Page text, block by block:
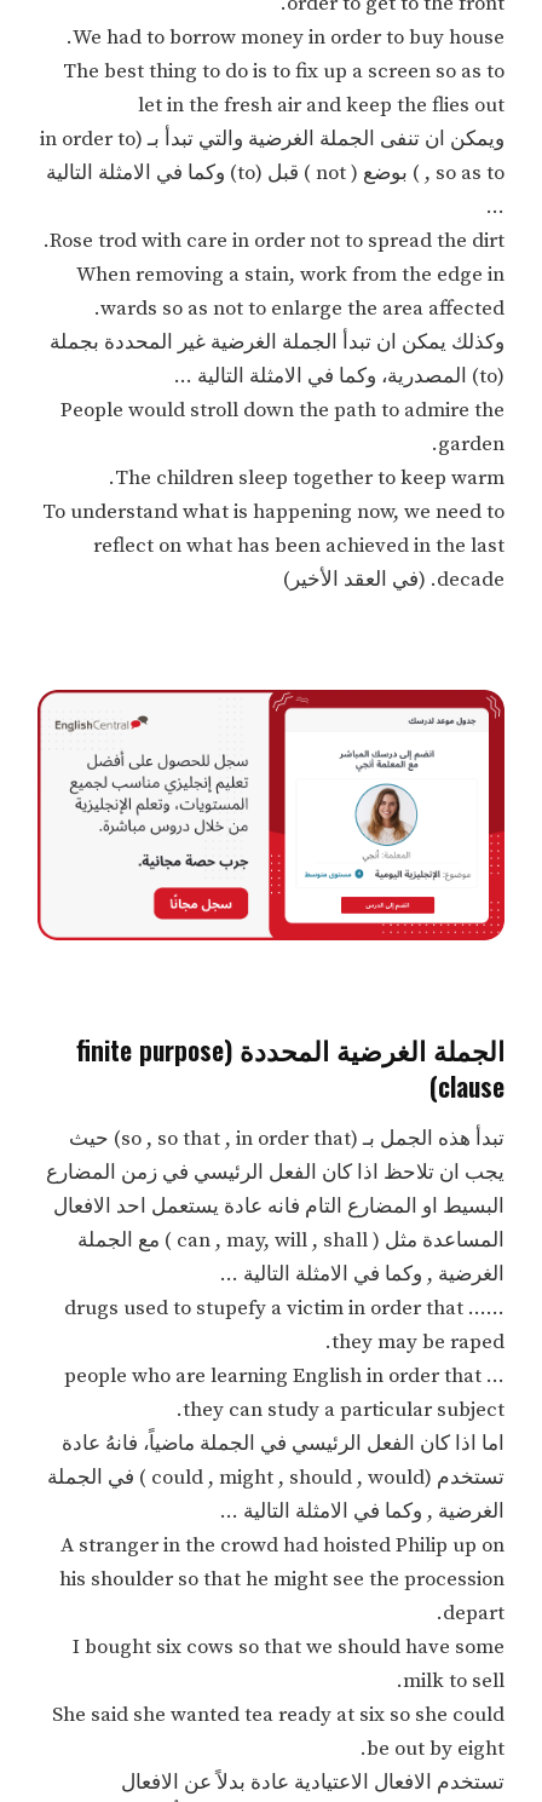
We had to borrow money in order to buy house.
The best thing to do is to fix up a screen so as to
let in the fresh air and keep the flies out
ويمكن ان تنفى الجملة الغرضية والتي تبدأ بـ (in order to
, so as to ) بوضع ( not ) قبل (to) وكما في الامثلة التالية
…
Rose trod with care in order not to spread the dirt.
When removing a stain, work from the edge in
wards so as not to enlarge the area affected.
وكذلك يمكن ان تبدأ الجملة الغرضية غير المحددة بجملة
(to) المصدرية، وكما في الامثلة التالية …
People would stroll down the path to admire the
garden.
The children sleep together to keep warm.
To understand what is happening now, we need to
reflect on what has been achieved in the last
decade. (في العقد الأخير)
الجملة الغرضية المحددة (finite purpose
clause)
تبدأ هذه الجمل بـ (so , so that , in order that) حيث
يجب ان تلاحظ اذا كان الفعل الرئيسي في زمن المضارع
البسيط او المضارع التام فانه عادة يستعمل احد الافعال
المساعدة مثل ( can , may, will , shall ) مع الجملة
الغرضية , وكما في الامثلة التالية …
…… drugs used to stupefy a victim in order that
they may be raped.
… people who are learning English in order that
they can study a particular subject.
اما اذا كان الفعل الرئيسي في الجملة ماضياً، فانهُ عادة
تستخدم (could , might , should , would ) في الجملة
الغرضية , وكما في الامثلة التالية …
A stranger in the crowd had hoisted Philip up on
his shoulder so that he might see the procession
depart.
I bought six cows so that we should have some
milk to sell.
She said she wanted tea ready at six so she could
be out by eight.
تستخدم الافعال الاعتيادية عادة بدلاً عن الافعال